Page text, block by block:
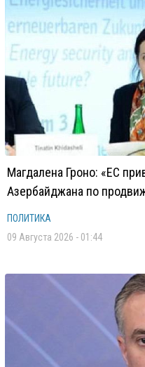
Магдалена Гроно: «ЕС
Азербайджана по
ПОЛИТИКА
09 Августа 2026 - 01:44